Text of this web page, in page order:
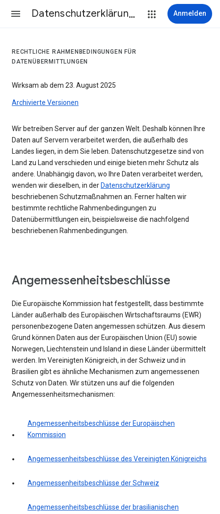
Datenschutzerklärung & Nutzungsbedingungen Anmelden
RECHTLICHE RAHMENBEDINGUNGEN FÜR
DATENÜBERMITTLUNGEN
Wirksam ab dem 23. August 2025
Archivierte Versionen
Wir betreiben Server auf der ganzen Welt. Deshalb können Ihre
Daten auf Servern verarbeitet werden, die außerhalb des
Landes liegen, in dem Sie leben. Datenschutzgesetze sind von
Land zu Land verschieden und einige bieten mehr Schutz als
andere. Unabhängig davon, wo Ihre Daten verarbeitet werden,
wenden wir dieselben, in der Datenschutzerklärung
beschriebenen Schutzmaßnahmen an. Ferner halten wir
bestimmte rechtliche Rahmenbedingungen zu
Datenübermittlungen ein, beispielsweise die nachfolgend
beschriebenen Rahmenbedingungen.
Angemessenheitsbeschlüsse
Die Europäische Kommission hat festgestellt, dass bestimmte
Länder außerhalb des Europäischen Wirtschaftsraums (EWR)
personenbezogene Daten angemessen schützen. Aus diesem
Grund können Daten aus der Europäischen Union (EU) sowie
Norwegen, Liechtenstein und Island in diese Länder übermittelt
werden. Im Vereinigten Königreich, in der Schweiz und in
Brasilien gibt es ähnliche Mechanismen zum angemessenen
Schutz von Daten. Wir stützen uns auf die folgenden
Angemessenheitsmechanismen:
Angemessenheitsbeschlüsse der Europäischen
Kommission
Angemessenheitsbeschlüsse des Vereinigten Königreichs
Angemessenheitsbeschlüsse der Schweiz
Angemessenheitsbeschlüsse der brasilianischen